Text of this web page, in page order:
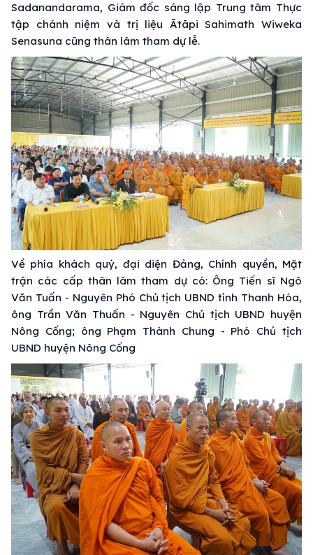
Sadanandarama, Giám đốc sáng lập Trung tâm Thực
tập chánh niệm và trị liệu Ātāpi Sahimath Wiweka
Senasuna cũng thân lâm tham dự lễ.
Về phía khách quý, đại diện Đảng, Chính quyền, Mặt
trận các cấp thân lâm tham dự có: Ông Tiến sĩ Ngô
Văn Tuấn - Nguyên Phó Chủ tịch UBND tỉnh Thanh Hóa,
ông Trần Văn Thuấn - Nguyên Chủ tịch UBND huyện
Nông Cống; ông Phạm Thành Chung - Phó Chủ tịch
UBND huyện Nông Cống